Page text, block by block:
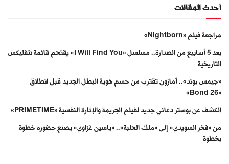
أحدث المقالات
مراجعة فيلم «Nightborn»
بعد 5 أسابيع من الصدارة.. مسلسل «I Will Find You» يقتحم قائمة نتفليكس
التاريخية
«جيمس بوند».. أمازون تقترب من حسم هوية البطل الجديد قبل انطلاق
«Bond 26»
الكشف عن بوستر دعائي جديد لفيلم الجريمة والإثارة النفسية «PRIMETIME»
من «فخر السويدي» إلى «ملك الحلبة».. «ياسين غزاوي» يصنع حضوره خطوة
بخطوة